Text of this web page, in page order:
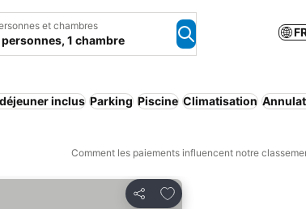
et chambres
1 chambre
inclus Parking Piscine Climatisation
Comment les paiements influencent notre
Partager
Ajouter à mes favoris